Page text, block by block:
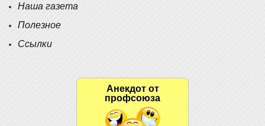
Наша газета
Полезное
Ссылки
Анекдот от
профсоюза